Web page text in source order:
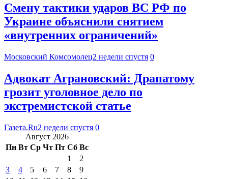
Смену тактики ударов ВС РФ по
Украине объяснили снятием
«внутренних ограничений»
Московский Комсомолец2 недели спустя 0
Адвокат Аграновский: Драпатому
грозит уголовное дело по
экстремистской статье
Газета.Ru2 недели спустя 0
Август 2026
Пн Вт Ср Чт Пт Сб Вс
1
2
3
4 5 6 7 8
9